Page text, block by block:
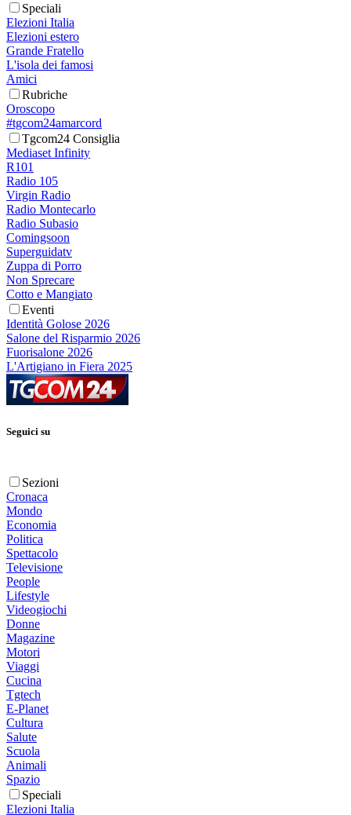
Speciali
Elezioni Italia
Elezioni estero
Grande Fratello
L'isola dei famosi
Amici
Rubriche
Oroscopo
#tgcom24amarcord
Tgcom24 Consiglia
Mediaset Infinity
R101
Radio 105
Virgin Radio
Radio Montecarlo
Radio Subasio
Comingsoon
Superguidatv
Zuppa di Porro
Non Sprecare
Cotto e Mangiato
Eventi
Identità Golose 2026
Salone del Risparmio 2026
Fuorisalone 2026
L'Artigiano in Fiera 2025
Seguici su
Sezioni
Cronaca
Mondo
Economia
Politica
Spettacolo
Televisione
People
Lifestyle
Videogiochi
Donne
Magazine
Motori
Viaggi
Cucina
Tgtech
E-Planet
Cultura
Salute
Scuola
Animali
Spazio
Speciali
Elezioni Italia